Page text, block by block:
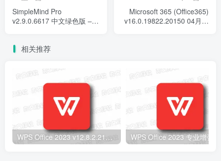
SimpleMind Pro
v2.9.0.6617 中文绿色版 –
Microsoft 365 (Office365)
v16.0.19822.20150 04月直
相关推荐
WPS Office 2023 v12.8.2.21555 专业增强版 (08.06) – 高效办公套件